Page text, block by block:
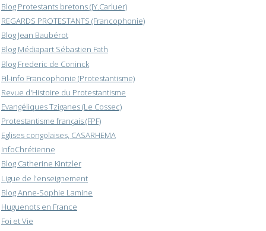
Blog Protestants bretons (JY.Carluer)
REGARDS PROTESTANTS (Francophonie)
Blog Jean Baubérot
Blog Médiapart Sébastien Fath
Blog Frederic de Coninck
Fil-info Francophonie (Protestantisme)
Revue d'Histoire du Protestantisme
Evangéliques Tziganes (Le Cossec)
Protestantisme français (FPF)
Eglises congolaises, CASARHEMA
InfoChrétienne
Blog Catherine Kintzler
Ligue de l'enseignement
Blog Anne-Sophie Lamine
Huguenots en France
Foi et Vie